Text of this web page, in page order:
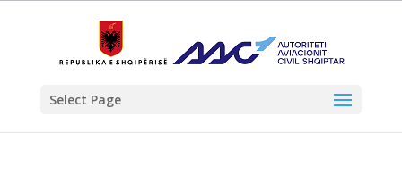
Select Page